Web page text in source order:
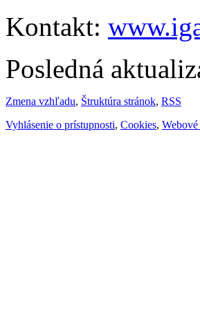
Kontakt:
Posledná
Zmena vzhľadu, Štruktúra stránok, RSS
Vyhlásenie o prístupnosti, Cookies,